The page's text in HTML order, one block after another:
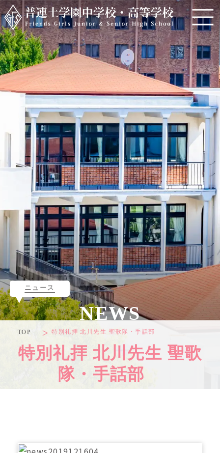
TOP 特別礼拝 北川先生 聖歌隊・手話部
特別礼拝 北川先生 聖歌
隊・手話部
NEWS
ニュース